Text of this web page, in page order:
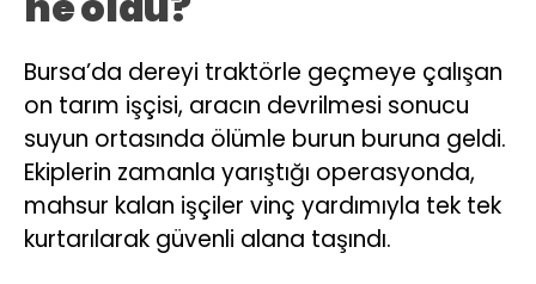
Bursa’da dereyi traktörle geçmeye çalışan
on tarım işçisi, aracın devrilmesi sonucu
suyun ortasında ölümle burun buruna geldi.
Ekiplerin zamanla yarıştığı operasyonda,
mahsur kalan işçiler vinç yardımıyla tek tek
kurtarılarak güvenli alana taşındı.